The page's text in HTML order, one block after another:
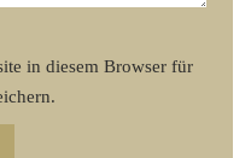
in diesem Browser für